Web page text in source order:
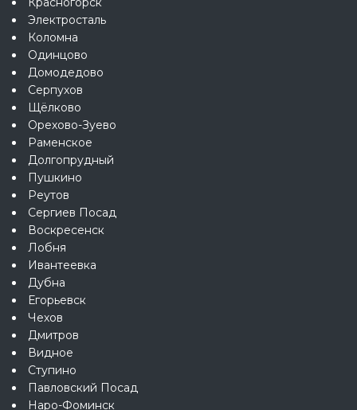
Электросталь
Коломна
Одинцово
Домодедово
Серпухов
Щёлково
Орехово-Зуево
Раменское
Долгопрудный
Пушкино
Реутов
Сергиев Посад
Воскресенск
Лобня
Ивантеевка
Дубна
Егорьевск
Чехов
Дмитров
Видное
Ступино
Павловский Посад
Наро-Фоминск